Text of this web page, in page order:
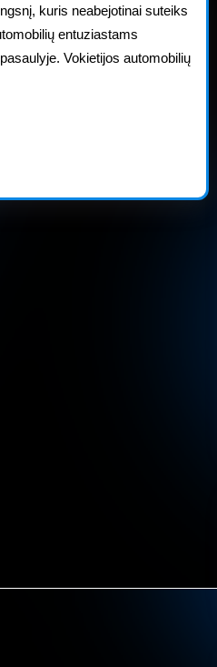
patirties
centrą
kuris neabejotinai suteiks
entuziastams
Vokietijos automobilių